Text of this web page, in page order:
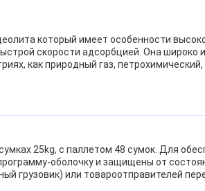
который имеет особенности
скорости адсорбцией. Она широко
как природный газ,
25kg, с паллетом 48 сумок. Для
оболочку и защищены от
грузовик) или товароотправителей